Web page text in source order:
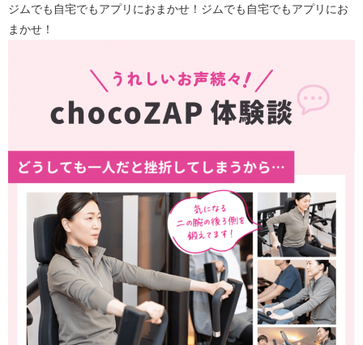
ジムでも自宅でもアプリにおまかせ！ジムでも自宅でもアプリにお
まかせ！